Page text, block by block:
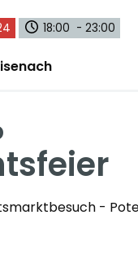
18:00 - 23:00
-